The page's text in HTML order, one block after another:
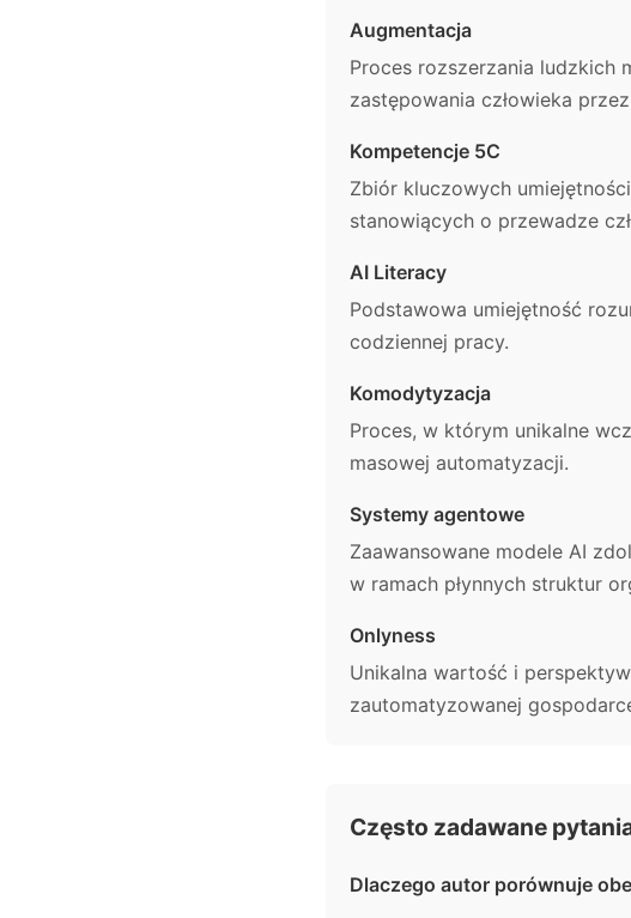
Augmentacja
Proces rozszerzania ludzkich
zastępowania człowieka
Kompetencje 5C
Zbiór kluczowych
stanowiących o przewadze
AI Literacy
Podstawowa umiejętność
codziennej pracy.
Komodytyzacja
Proces, w którym unikalne
masowej automatyzacji.
Systemy agentowe
Zaawansowane modele AI
w ramach płynnych struktur
Onlyness
Unikalna wartość i
zautomatyzowanej
Często zadawane
Dlaczego autor porównuje